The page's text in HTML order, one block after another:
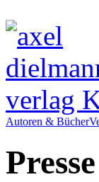
Autoren & Bücher
Presse